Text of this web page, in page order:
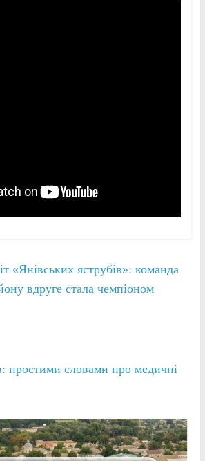
«Янівських яструбів»: команда
вдруге стала чемпіоном
простими словами про медичні